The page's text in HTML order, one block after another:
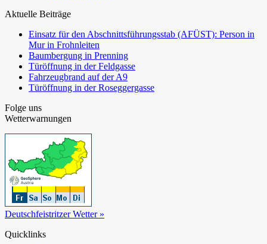
Aktuelle Beiträge
Einsatz für den Abschnittsführungsstab (AFÜST): Person in
Mur in Frohnleiten
Baumbergung in Prenning
Türöffnung in der Feldgasse
Fahrzeugbrand auf der A9
Türöffnung in der Roseggergasse
Folge uns
Wetterwarnungen
Deutschfeistritzer Wetter »
Quicklinks